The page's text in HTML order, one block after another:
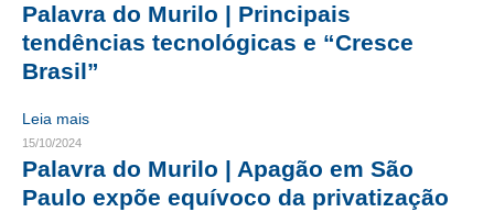
EMPREGO E ESTÁGIO
CARREIRA
AUTÔNOMOS E SERVIÇOS
NEWSLETTER
Palavra do Murilo | Principais
tendências tecnológicas e “Cresce
Brasil”
Leia mais
15/10/2024
Palavra do Murilo | Apagão em São
Paulo expõe equívoco da privatização